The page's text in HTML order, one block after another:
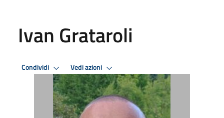
Ivan Grataroli
Condividi Vedi azioni